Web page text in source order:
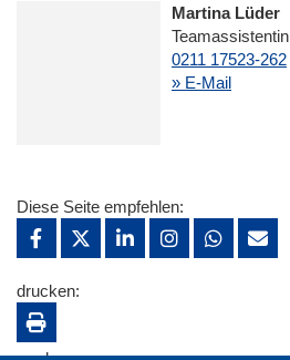
Martina Lüder
Teamassistentin
0211 17523-262
» E-Mail
Diese Seite empfehlen:
drucken: